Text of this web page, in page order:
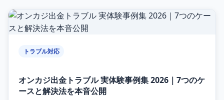
トラブル対応
オンカジ出金トラブル 実体験事例集 2026｜7つのケ
ースと解決法を本音公開